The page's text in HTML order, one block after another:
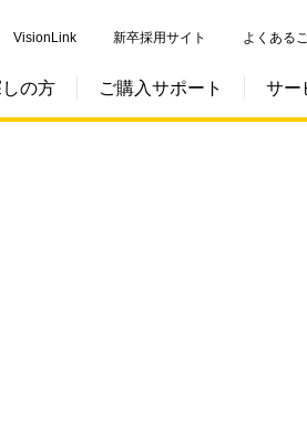
VisionLink 新卒採用サイト よくある
の方 ご購入サポート サー